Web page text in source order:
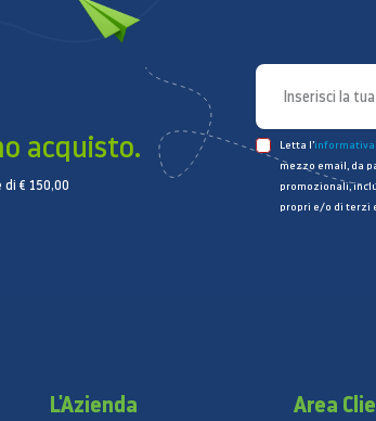
acquisto.
€ 150,00
Letta l’informativa
mezzo email, da
promozionali,
propri e/o di terzi
L'Azienda Area